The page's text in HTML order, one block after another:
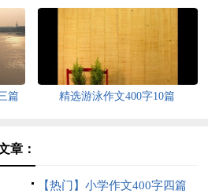
篇 精选游泳作文400字10篇
章：
【热门】小学作文400字四篇